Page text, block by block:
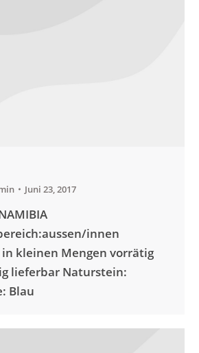
Juni 23, 2017
innen
kleinen Mengen vorrätig
lieferbar Naturstein:
Blau